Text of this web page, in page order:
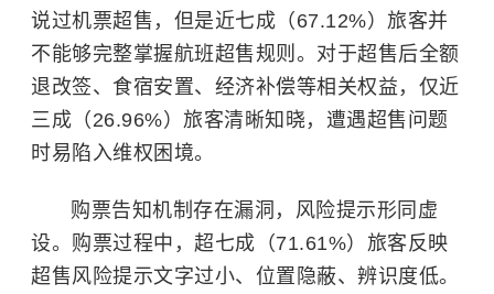
说过机票超售，但是近七成（67.12%）旅客并
不能够完整掌握航班超售规则。对于超售后全额
退改签、食宿安置、经济补偿等相关权益，仅近
三成（26.96%）旅客清晰知晓，遭遇超售问题
时易陷入维权困境。
购票告知机制存在漏洞，风险提示形同虚
设。购票过程中，超七成（71.61%）旅客反映
超售风险提示文字过小、位置隐蔽、辨识度低。